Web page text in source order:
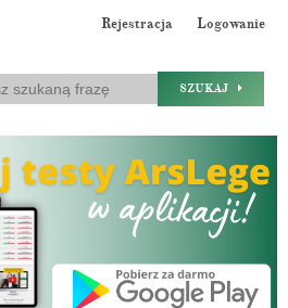
Rejestracja Logowanie
SZUKAJ